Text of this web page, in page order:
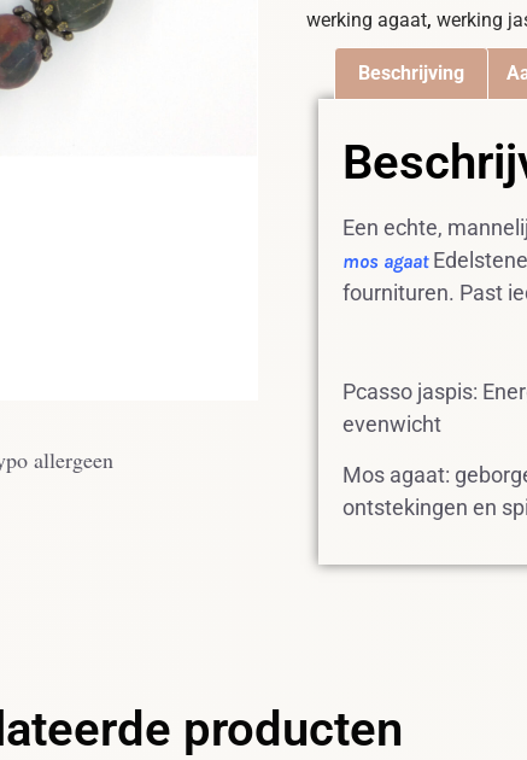
allergeen
werking agaat, werking
Beschrijving
Een echte,
mos agaat
fournituren. Past
Pcasso jaspis:
evenwicht
Mos agaat:
ontstekingen en
producten